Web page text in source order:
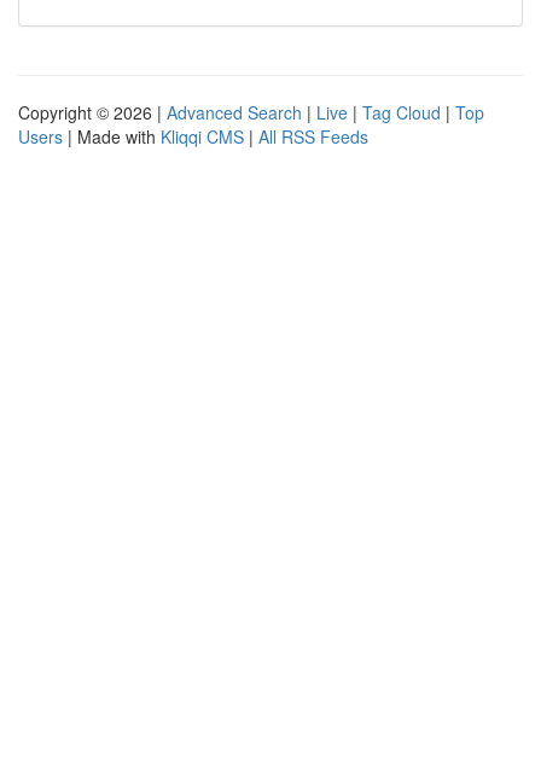
Copyright © 2026 | Advanced Search | Live | Tag Cloud | Top
Users | Made with Kliqqi CMS | All RSS Feeds